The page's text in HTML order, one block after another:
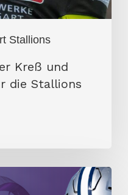
Stallions
Kreß und
die Stallions